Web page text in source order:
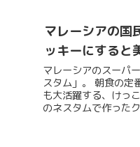
マレーシアの国
ッキーにすると
マレーシアのスーパ
スタム」。 朝食の定
も大活躍する、けっ
のネスタムで作った